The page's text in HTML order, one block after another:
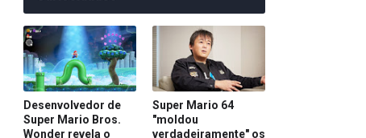
Desenvolvedor de
Super Mario Bros.
Wonder revela o
Super Mario 64
"moldou
verdadeiramente" os